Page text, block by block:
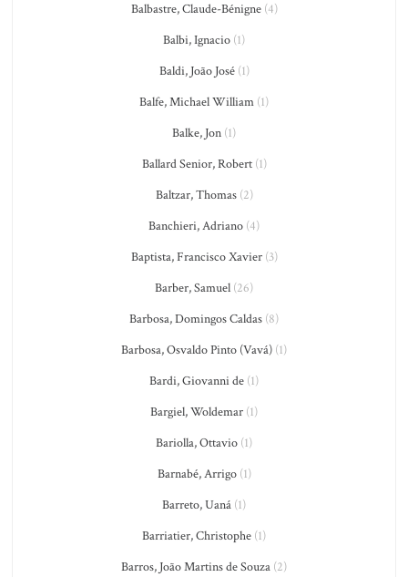
Balbastre, Claude-Bénigne(4)
Balbi, Ignacio (1)
Baldi, João José(1)
Balfe, Michael William (1)
Balke, Jon (1)
Ballard Senior, Robert(1)
Baltzar, Thomas(2)
Banchieri, Adriano (4)
Baptista, Francisco Xavier(3)
Barber, Samuel (26)
Barbosa, Domingos Caldas (8)
Barbosa, Osvaldo Pinto (Vavá) (1)
Bardi, Giovanni de (1)
Bargiel, Woldemar (1)
Bariolla, Ottavio (1)
Barnabé, Arrigo(1)
Barreto, Uaná (1)
Barriatier, Christophe (1)
Barros, João Martins de Souza (2)